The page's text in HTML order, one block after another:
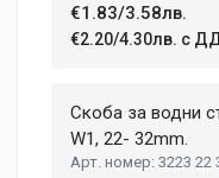
Post Your Review
€1.83/3.58лв.
€2.20/4.30лв. с
Скоба за водни
W1, 22- 32mm.
3223 22